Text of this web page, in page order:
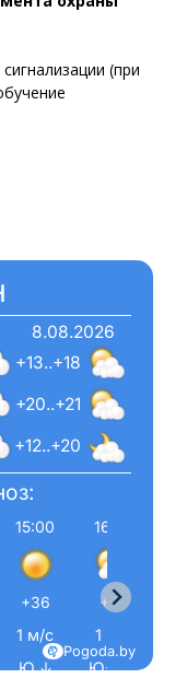
(при
8.08.2026
+13..+18
+20..+21
+12..+20
15:00
+36
1 м/с
Ю ↓
16:00
+36
1 м/с
Ю-З ↙
Pogoda.by